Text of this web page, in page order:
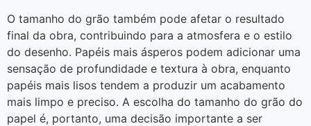
O tamanho do grão também pode afetar o resultado
final da obra, contribuindo para a atmosfera e o estilo
do desenho. Papéis mais ásperos podem adicionar uma
sensação de profundidade e textura à obra, enquanto
papéis mais lisos tendem a produzir um acabamento
mais limpo e preciso. A escolha do tamanho do grão do
papel é, portanto, uma decisão importante a ser